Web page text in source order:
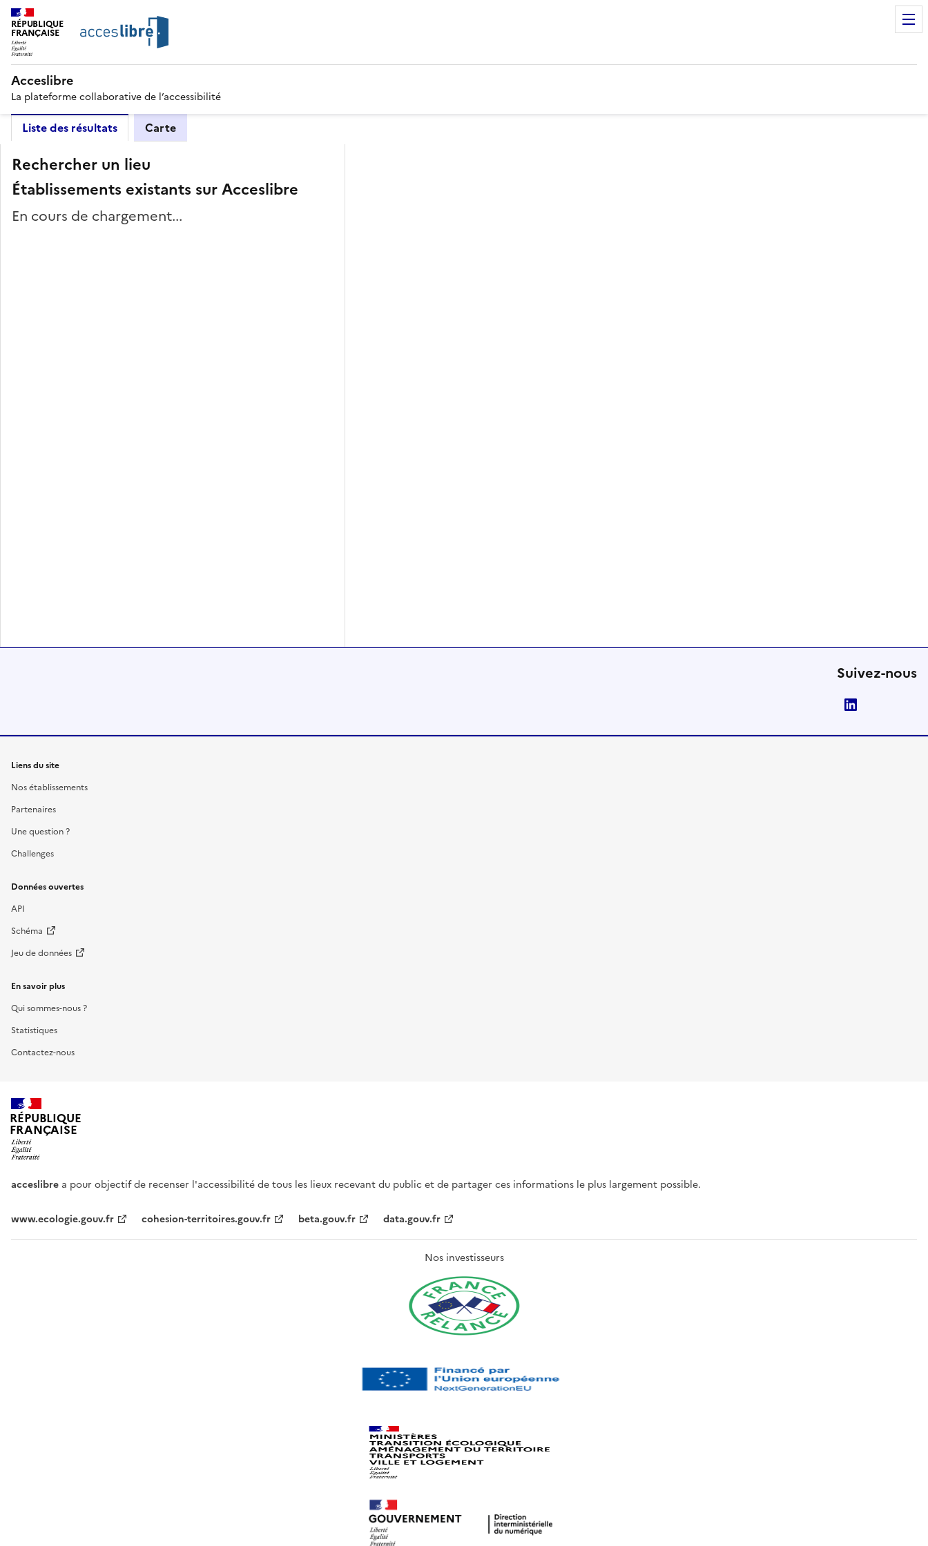
RÉPUBLIQUE
FRANÇAISE
Acceslibre
La plateforme collaborative de l’accessibilité
Liste des résultats Carte
Rechercher un lieu
Établissements existants sur Acceslibre
En cours de chargement...
Suivez-nous
Liens du site
Nos établissements
Partenaires
Une question ?
Challenges
Données ouvertes
API
Schéma
Jeu de données
En savoir plus
Qui sommes-nous ?
Statistiques
Contactez-nous
RÉPUBLIQUE
FRANÇAISE
acceslibre a pour objectif de recenser l'accessibilité de tous les lieux recevant du public et de partager ces informations le plus largement possible.
www.ecologie.gouv.fr cohesion-territoires.gouv.fr beta.gouv.fr data.gouv.fr
Nos investisseurs